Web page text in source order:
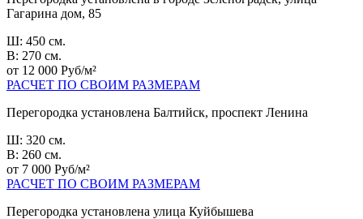
Гагарина дом, 85
Ш: 450 см.
В: 270 см.
от 12 000 Руб/м²
РАСЧЕТ ПО СВОИМ РАЗМЕРАМ
Перегородка установлена Балтийск, проспект Ленина
Ш: 320 см.
В: 260 см.
от 7 000 Руб/м²
РАСЧЕТ ПО СВОИМ РАЗМЕРАМ
Перегородка установлена улица Куйбышева